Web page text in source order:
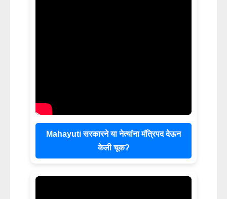
Mahayuti सरकारने या नेत्यांना मंत्रिपद देऊन
केली चूक?